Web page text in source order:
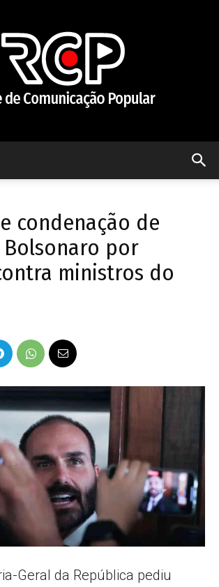
Popular
–
AL
condenação de
Bolsonaro por
ministros do
Geral da República pediu